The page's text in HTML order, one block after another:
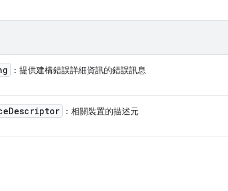
：提供建構錯誤詳細資訊的錯誤訊息
Descriptor ：相關裝置的描述元